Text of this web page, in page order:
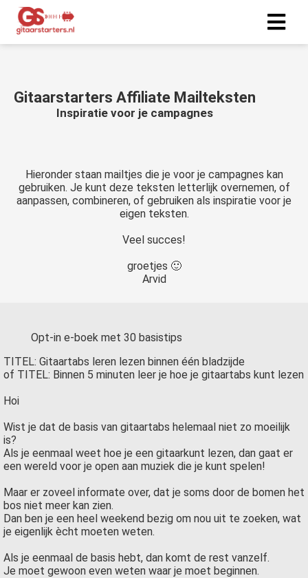
Gitaarstarters Affiliate Mailteksten
Inspiratie voor je campagnes
Hieronder staan mailtjes die je voor je campagnes kan
gebruiken. Je kunt deze teksten letterlijk overnemen, of
aanpassen, combineren, of gebruiken als inspiratie voor je
eigen teksten.
Veel succes!
groetjes 🙂
Arvid
Opt-in e-boek met 30 basistips
TITEL: Gitaartabs leren lezen binnen één bladzijde
of TITEL: Binnen 5 minuten leer je hoe je gitaartabs kunt lezen
Hoi
Wist je dat de basis van gitaartabs helemaal niet zo moeilijk
is?
Als je eenmaal weet hoe je een gitaarkunt lezen, dan gaat er
een wereld voor je open aan muziek die je kunt spelen!
Maar er zoveel informate over, dat je soms door de bomen het
bos niet meer kan zien.
Dan ben je een heel weekend bezig om nou uit te zoeken, wat
je eigenlijk ècht moeten weten.
Als je eenmaal de basis hebt, dan komt de rest vanzelf.
Je moet gewoon even weten waar je moet beginnen.
Beleid
zijn
om
te
van
op